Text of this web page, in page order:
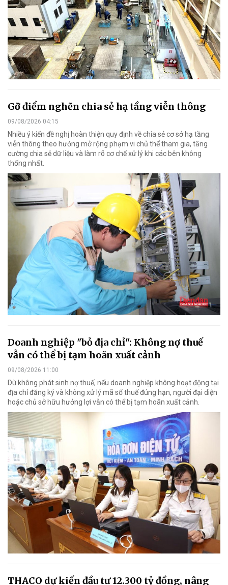
Gỡ điểm nghẽn chia sẻ hạ tầng viễn thông
09/08/2026 04:15
Nhiều ý kiến đề nghị hoàn thiện quy định về chia sẻ cơ sở hạ tầng
viễn thông theo hướng mở rộng phạm vi chủ thể tham gia, tăng
cường chia sẻ dữ liệu và làm rõ cơ chế xử lý khi các bên không
thống nhất.
Doanh nghiệp "bỏ địa chỉ": Không nợ thuế
vẫn có thể bị tạm hoãn xuất cảnh
09/08/2026 11:00
Dù không phát sinh nợ thuế, nếu doanh nghiệp không hoạt động tại
địa chỉ đăng ký và không xử lý mã số thuế đúng hạn, người đại diện
hoặc chủ sở hữu hưởng lợi vẫn có thể bị tạm hoãn xuất cảnh.
THACO dự kiến đầu tư 12.300 tỷ đồng, nâng